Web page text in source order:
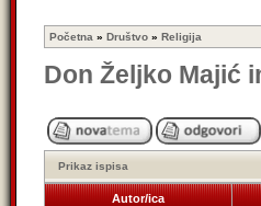
Početna » Društvo » Religija
Don Željko Majić
Prikaz ispisa
Autor/ica